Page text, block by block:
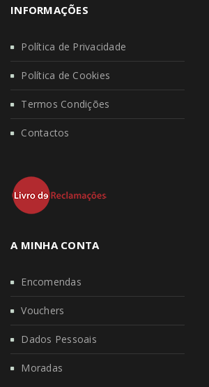
INFORMAÇÕES
Política de Privacidade
Política de Cookies
Termos Condições
Contactos
A MINHA CONTA
Encomendas
Vouchers
Dados Pessoais
Moradas